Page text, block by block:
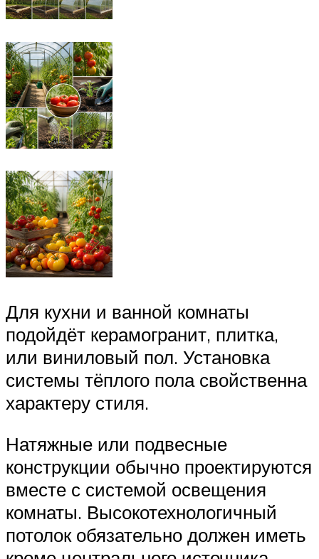
Для кухни и ванной комнаты
подойдёт керамогранит, плитка,
или виниловый пол. Установка
системы тёплого пола свойственна
характеру стиля.
Натяжные или подвесные
конструкции обычно проектируются
вместе с системой освещения
комнаты. Высокотехнологичный
потолок обязательно должен иметь